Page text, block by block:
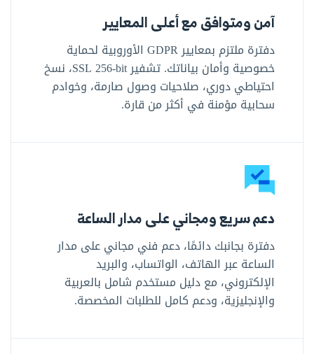
آمن ومتوافق مع أعلى المعايير
دفترة ملتزم بمعايير GDPR الأوروبية لحماية
خصوصية وأمان بياناتك. تشفير SSL ‎256-bit‎، نسخ
احتياطي دوري، صلاحيات وصول صارمة، وخوادم
سحابية مؤمنة في أكثر من قارة.
دعم سريع ومجاني على مدار الساعة
دفترة بجانبك دائمًا، دعم فني مجاني على مدار
الساعة عبر الهاتف، الواتساب، والبريد
الإلكتروني، مع دليل مستخدم شامل بالعربية
والإنجليزية، ودعم كامل للطلبات المخصصة.